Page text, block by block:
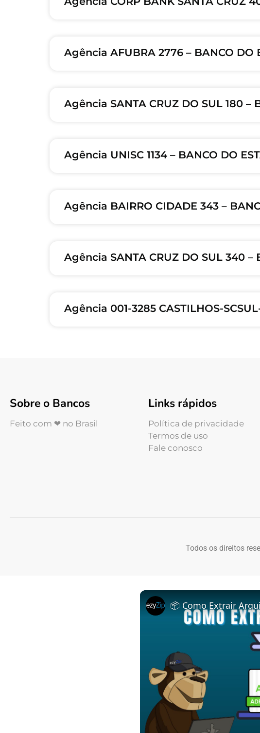
Agência AFUBRA 2776 – BANCO DO
Agência SANTA CRUZ DO SUL 180 –
Agência UNISC 1134 – BANCO DO
Agência BAIRRO CIDADE 343 –
Agência SANTA CRUZ DO SUL 340 –
Agência 001-3285 CASTILHOS-
Sobre o Bancos
Feito com ❤ no Brasil
Links rápidos
Política de privacidade
Termos de uso
Fale conosco
Todos os direitos